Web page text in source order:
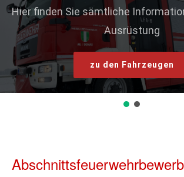
Hier finden Sie sämtliche
Ausrüstung
zu den Fahrzeugen